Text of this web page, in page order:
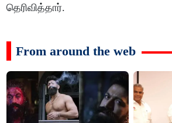
தெரிவித்தார்.
From around the web